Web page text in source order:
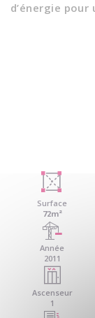
d’énergie pour
Surface
72m²
Année
2011
Ascenseur
1